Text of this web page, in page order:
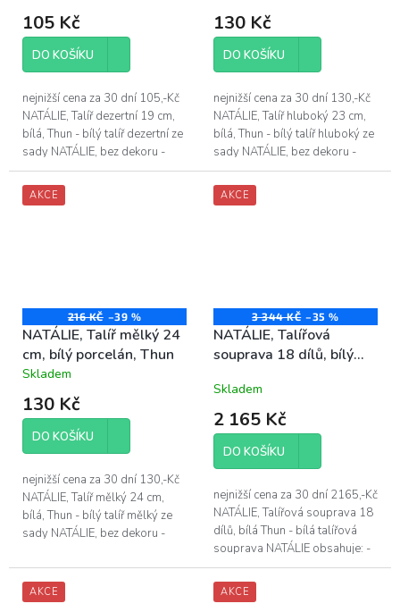
hodnocení
produktu
4,4
5
hvězdiček.
105 Kč
DO KOŠÍKU
nejnižší cena za 30 dní 105,-Kč
NATÁLIE, Talíř dezertní 19 cm,
bílá, Thun - bílý talíř dezertní ze
sady NATÁLIE, bez dekoru -
průměr dezertního talíře
NATÁLIE 19 cm
hodnocení
produktu
4,4
5
hvězdiček.
130 Kč
DO KOŠÍKU
nejnižší cena za 30 dní 130,-Kč
NATÁLIE, Talíř hluboký 23 cm,
bílá, Thun - bílý talíř hluboký ze
sady NATÁLIE, bez dekoru -
průměr hlubokého talíře
NATÁLIE 23 cm
AKCE
216 KČ –39 %
NATÁLIE, Talíř mělký 24
cm, bílý porcelán, Thun
Průměrné
hodnocení
produktu
4,3
5
hvězdiček.
Skladem
130 Kč
DO KOŠÍKU
nejnižší cena za 30 dní 130,-Kč
NATÁLIE, Talíř mělký 24 cm,
bílá, Thun - bílý talíř mělký ze
sady NATÁLIE, bez dekoru -
NATÁLIE 24 cm
AKCE
3 344 KČ –35 %
NATÁLIE, Talířová
souprava 18 dílů, bílý
Skladem
2 165 Kč
DO KOŠÍKU
nejnižší cena za 30 dní 2165,-Kč
NATÁLIE, Talířová souprava 18
dílů, bílá Thun - bílá talířová
souprava NATÁLIE obsahuje: -
6x talíř dezertní NATÁLIE 19 cm
- 6x talíř hluboký...
AKCE AKCE